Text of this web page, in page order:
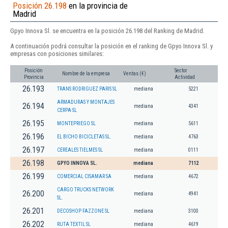
Posición 26.198 en la provincia de
Madrid
Gpyo Innova Sl. se encuentra en la posición 26.198 del Ranking de Madrid.
A continuación podrá consultar la posición en el ranking de Gpyo Innova Sl. y
empresas con posiciones similares:
Posición
Provincia
Nombre de la empresa Ventas (€)
Sector
Actividad
26.193 TRANS RODRIGUEZ PARIS SL mediana 5221
26.194
ARMADURAS Y MONTAJES
CERPA SL
mediana 4341
26.195 MONTEPRIEGO SL mediana 5611
26.196 EL BICHO BICICLETAS SL. mediana 4763
26.197 CEREALES TIELMES SL mediana 0111
26.198 GPYO INNOVA SL. mediana 7112
26.199 COMERCIAL CISAMAR SA mediana 4672
26.200
CARGO TRUCKS NETWORK
SL.
mediana 4941
26.201 DECOSHOP FAZZONE SL mediana 3100
26.202 RUTA TEXTIL SL mediana 4619